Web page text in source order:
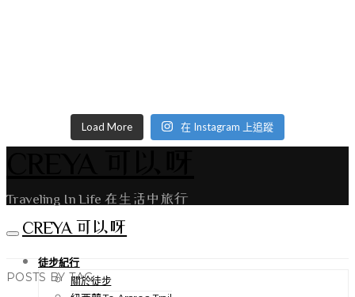
Load More 在 Instagram 上追蹤
Traveling In Life 在生活中旅行
CREYA 可以呀
徒步紀行
關於徒步
POSTS BY TAG